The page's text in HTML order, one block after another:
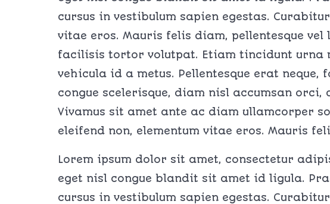
cursus in vestibulum sapien egestas.
vitae eros. Mauris felis diam, pellentesque
facilisis tortor volutpat. Etiam tincidunt urna
vehicula id a metus. Pellentesque erat
congue scelerisque, diam nisl accumsan
Vivamus sit amet ante ac diam ullamcorper
eleifend non, elementum vitae eros. Mauris
Lorem ipsum dolor sit amet, consectetur
eget nisl congue blandit sit amet id ligula.
cursus in vestibulum sapien egestas.